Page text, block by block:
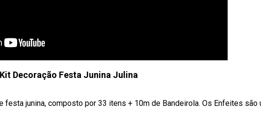
Kit Decoração Festa Junina Julina
festa junina, composto por 33 itens + 10m de Bandeirola. Os Enfeites são